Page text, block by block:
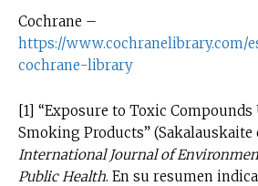
Cochrane –
https://www.cochranelibrary.com/
cochrane-library
[1] “Exposure to Toxic
Smoking Products” (Sakalauskaite
International Journal of
Public Health. En su resumen